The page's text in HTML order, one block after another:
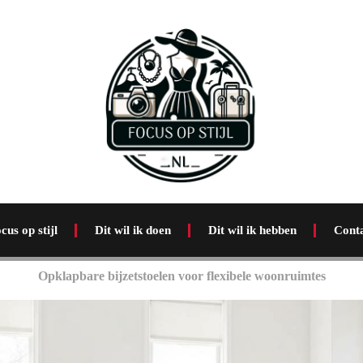
op stijl Dit wil ik doen Dit wil ik hebben
Opklapbare bijzetstoelen voor flexibele woonruimtes